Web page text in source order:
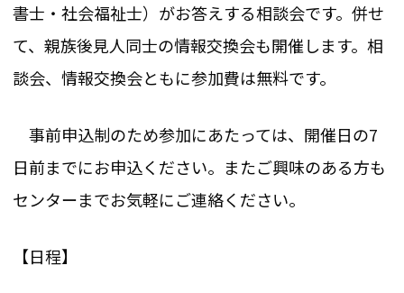
書士・社会福祉士）がお答えする相談会です。併せ
て、親族後見人同士の情報交換会も開催します。相
談会、情報交換会ともに参加費は無料です。
事前申込制のため参加にあたっては、開催日の7
日前までにお申込ください。またご興味のある方も
センターまでお気軽にご連絡ください。
【日程】